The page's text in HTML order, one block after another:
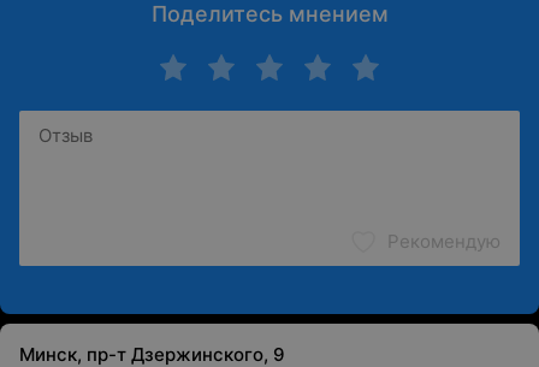
Поделитесь мнением
Рекомендую
Минск, пр-т Дзержинского, 9